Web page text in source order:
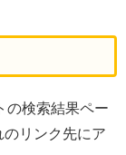
の検索結果ペー
リンク先にア